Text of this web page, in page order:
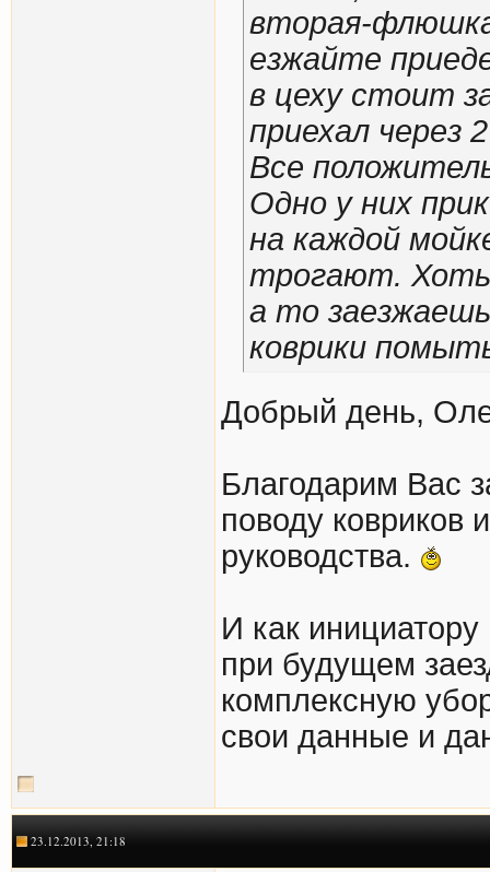
вторая-
езжайте
в цеху стоит
приехал через
Все
Одно у них
на каждой
трогают. Хоть
а то
коврики
Добрый день,
Благодарим Вас
поводу ковриков
руководства.
И как
при будущем
комплексную
свои данные и
23.12.2013, 21:18